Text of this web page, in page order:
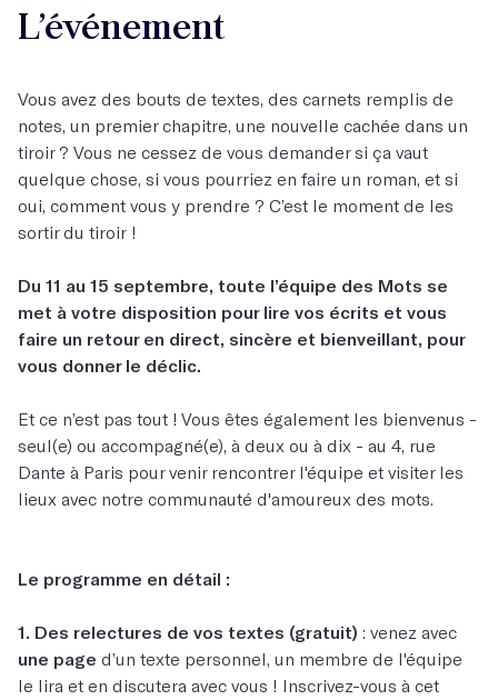
L’événement
Vous avez des bouts de textes, des carnets remplis de
notes, un premier chapitre, une nouvelle cachée dans un
tiroir ? Vous ne cessez de vous demander si ça vaut
quelque chose, si vous pourriez en faire un roman, et si
oui, comment vous y prendre ? C’est le moment de les
sortir du tiroir !
Du 11 au 15 septembre, toute l’équipe des Mots se
met à votre disposition pour lire vos écrits et vous
faire un retour en direct, sincère et bienveillant, pour
vous donner le déclic.
Et ce n’est pas tout ! Vous êtes également les bienvenus -
seul(e) ou accompagné(e), à deux ou à dix - au 4, rue
Dante à Paris pour venir rencontrer l'équipe et visiter les
lieux avec notre communauté d'amoureux des mots.
Le programme en détail :
1. Des relectures de vos textes (gratuit) : venez avec
une page d’un texte personnel, un membre de l'équipe
le lira et en discutera avec vous ! Inscrivez-vous à cet